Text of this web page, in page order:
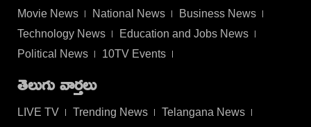
Movie News
National News
Business News
Technology News
Education and Jobs News
Political News
10TV Events
తెలుగు వార్తలు
LIVE TV Trending News
Telangana News